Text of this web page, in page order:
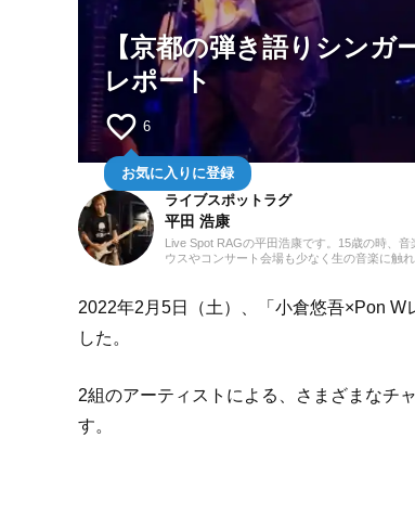
【京都の弾き語りシン
レポート
favorite_border 6
お気に入りに登録
ライブスポットラグ
平田 浩康
Live Spot RAGの平田浩康です。15歳の時、
ウスやコンサート会場も少なく生の音楽に触
らされ、今では「いいな」と思えるものはジ
オを経て、現在は創業39年の老舗Live Spot
2022年2月5日（土）、「小倉悠吾×Pon
した。
2組のアーティストによる、さまざまなチ
す。